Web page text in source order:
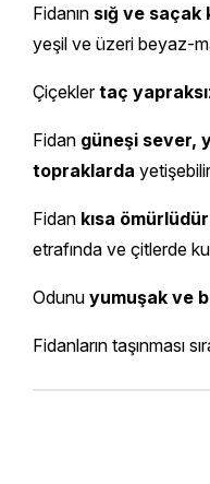
Fidanın sığ ve
yeşil ve üzeri beyaz-
Çiçeklertaç
Fidan güneşi sever,
topraklarda
Fidan kısa
etrafında ve çitlerde
Odunu yumuşak ve
Fidanların taşınması